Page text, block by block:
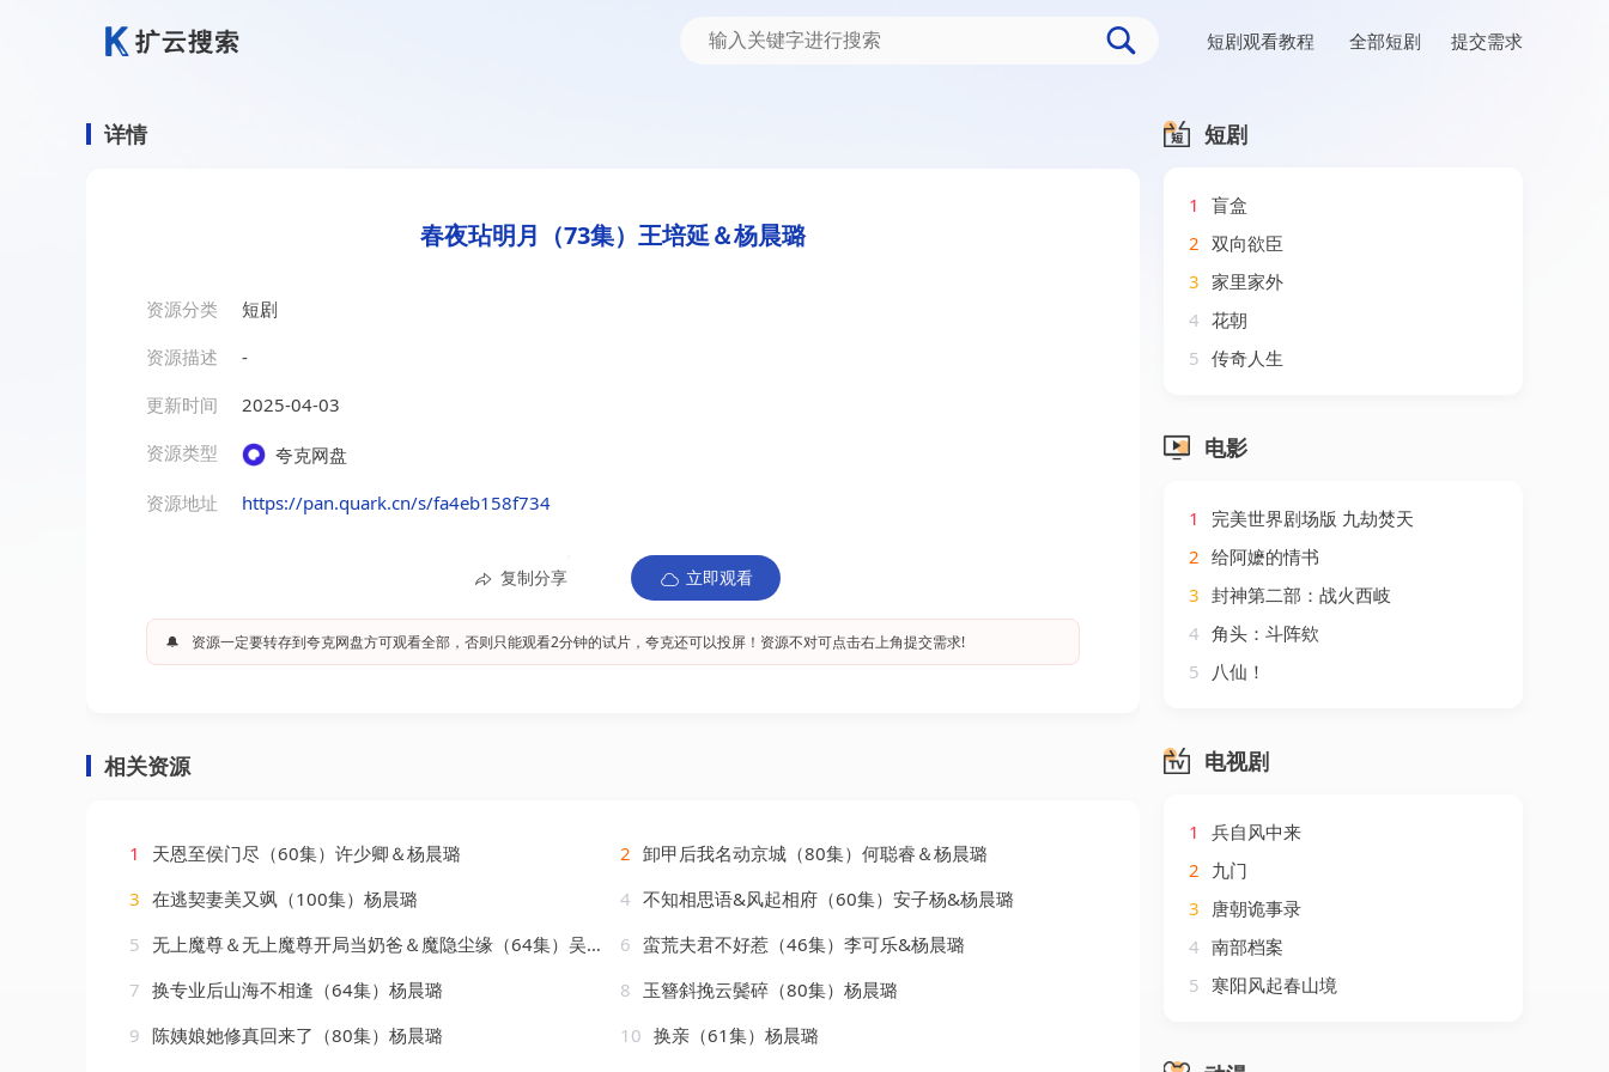
短剧观看教程 全部短剧 提交需求
详情
春夜玷明月（73集）王培延＆杨晨璐
资源分类
短剧
资源描述
-
更新时间
2025-04-03
资源类型
夸克网盘
资源地址
https://pan.quark.cn/s/fa4eb158f734
复制分享 立即观看
🔔 资源一定要转存到夸克网盘方可观看全部，否则只能观看2分钟的试片，夸克还可以投屏！资源不对可点击右上角提交需求!
相关资源
1 天恩至侯门尽（60集）许少卿＆杨晨璐 2 卸甲后我名动京城（80集）何聪睿＆杨晨璐
3 在逃契妻美又飒（100集）杨晨璐 4 不知相思语&风起相府（60集）安子杨&杨晨璐
5 无上魔尊＆无上魔尊开局当奶爸＆魔隐尘缘（64集）吴昊＆杨晨璐&周子琪 6 蛮荒夫君不好惹（46集）李可乐&杨晨璐
7 换专业后山海不相逢（64集）杨晨璐 8 玉簪斜挽云鬓碎（80集）杨晨璐
9 陈姨娘她修真回来了（80集）杨晨璐 10 换亲（61集）杨晨璐
短剧
1
盲盒
2 双向欲臣
3 家里家外
4 花朝
5 传奇人生
电影
1
完美世界剧场版 九劫焚天
2 给阿嬷的情书
3 封神第二部：战火西岐
4 角头：斗阵欸
5
八仙！
电视剧
1
兵自风中来
2 九门
3 唐朝诡事录
4 南部档案
5 寒阳风起春山境